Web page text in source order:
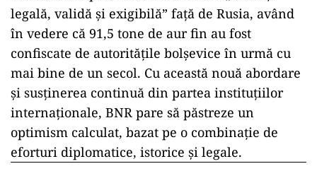
legală, validă și exigibilă” față de Rusia, având
în vedere că 91,5 tone de aur fin au fost
confiscate de autoritățile bolșevice în urmă cu
mai bine de un secol. Cu această nouă abordare
și susținerea continuă din partea instituțiilor
internaționale, BNR pare să păstreze un
optimism calculat, bazat pe o combinație de
eforturi diplomatice, istorice și legale.